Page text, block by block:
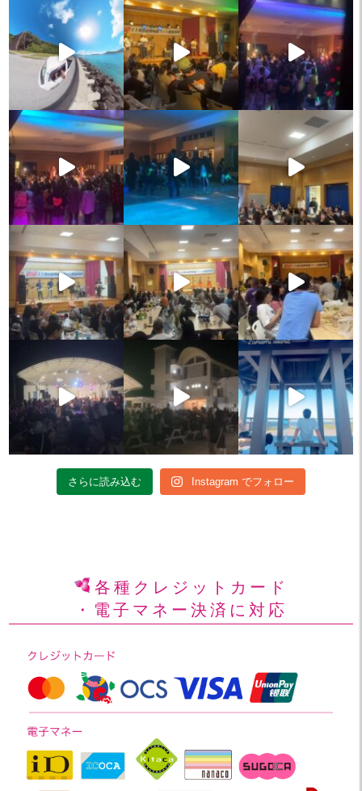
さらに読み込む Instagram でフォロー
各種クレジットカード
・電子マネー決済に対応